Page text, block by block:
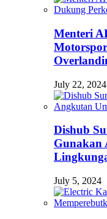
Menteri
July 22, 2024
Dishub
Gunakan
July 5, 2024